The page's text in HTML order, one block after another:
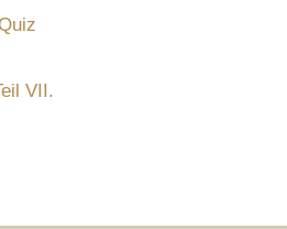
VII.